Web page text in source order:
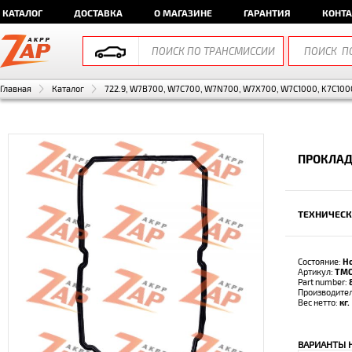
КАТАЛОГ ДОСТАВКА О МАГАЗИНЕ ГАРАНТИЯ
Главная Каталог 722.9, W7B700, W7C700, W7N700, W7X700, W7C1000,
Состояние:
Артикул:
Part number:
Вес нетто: кг.
ВАРИАНТЫ